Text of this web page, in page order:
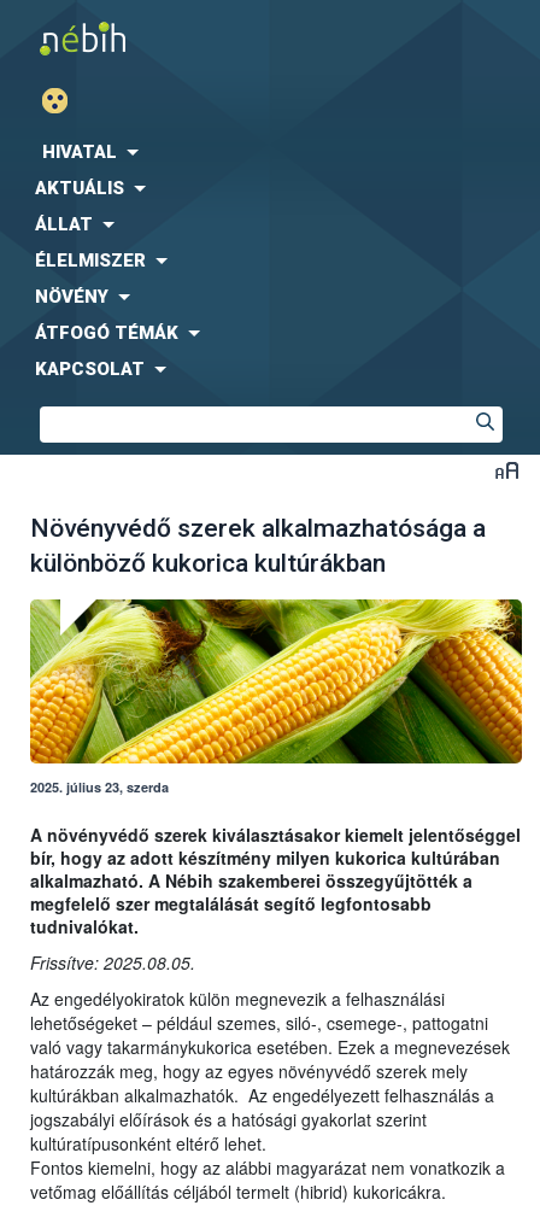
HIVATAL
AKTUÁLIS
ÁLLAT
ÉLELMISZER
NÖVÉNY
ÁTFOGÓ TÉMÁK
KAPCSOLAT
Növényvédő szerek alkalmazhatósága a
különböző kukorica kultúrákban
2025. július 23, szerda
A növényvédő szerek kiválasztásakor kiemelt jelentőséggel
bír, hogy az adott készítmény milyen kukorica kultúrában
alkalmazható. A Nébih szakemberei összegyűjtötték a
megfelelő szer megtalálását segítő legfontosabb
tudnivalókat.
Frissítve: 2025.08.05.
Az engedélyokiratok külön megnevezik a felhasználási
lehetőségeket – például szemes, siló-, csemege-, pattogatni
való vagy takarmánykukorica esetében. Ezek a megnevezések
határozzák meg, hogy az egyes növényvédő szerek mely
kultúrákban alkalmazhatók. Az engedélyezett felhasználás a
jogszabályi előírások és a hatósági gyakorlat szerint
kultúratípusonként eltérő lehet.
Fontos kiemelni, hogy az alábbi magyarázat nem vonatkozik a
vetőmag előállítás céljából termelt (hibrid) kukoricákra.